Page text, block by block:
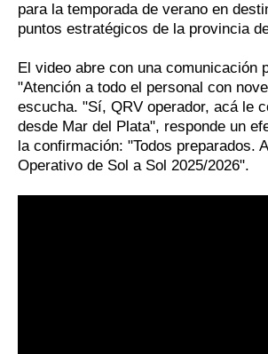
para la temporada de verano en
puntos estratégicos de la provincia
El video abre con una comunicación
"Atención a todo el personal con
escucha. "Sí, QRV operador, acá le
desde Mar del Plata", responde un
la confirmación: "Todos preparados.
Operativo de Sol a Sol 2025/2026".